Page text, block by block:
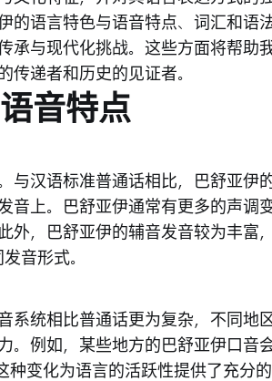
的语言特色与语音特点、词汇和语
承与现代化挑战。这些方面将帮助
传递者和历史的见证者。
音特点
与汉语标准普通话相比，巴舒亚伊
上。巴舒亚伊通常有更多的声调变
外，巴舒亚伊的辅音发音较为丰富
音形式。
系统相比普通话更为复杂，不同地
。例如，某些地方的巴舒亚伊口音
种变化为语言的活跃性提供了充分